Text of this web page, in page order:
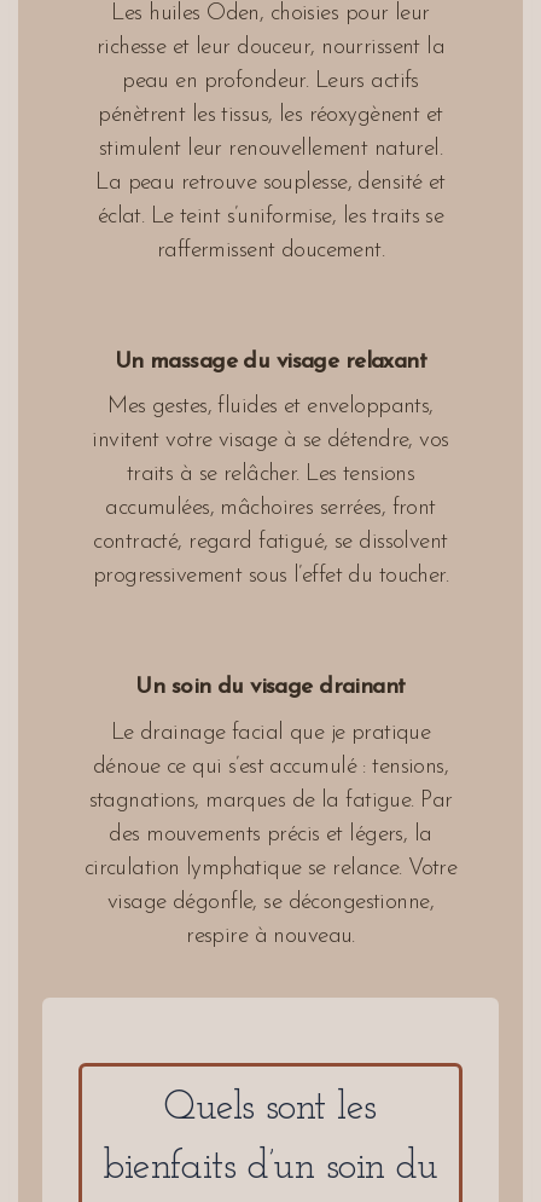
Les huiles Oden, choisies pour leur
richesse et leur douceur, nourrissent la
peau en profondeur. Leurs actifs
pénètrent les tissus, les réoxygènent et
stimulent leur renouvellement naturel.
La peau retrouve souplesse, densité et
éclat. Le teint s’uniformise, les traits se
raffermissent doucement.
Un massage du visage relaxant
Mes gestes, fluides et enveloppants,
invitent votre visage à se détendre, vos
traits à se relâcher. Les tensions
accumulées, mâchoires serrées, front
contracté, regard fatigué, se dissolvent
progressivement sous l’effet du toucher.
Un soin du visage drainant
Le drainage facial que je pratique
dénoue ce qui s’est accumulé : tensions,
stagnations, marques de la fatigue. Par
des mouvements précis et légers, la
circulation lymphatique se relance. Votre
visage dégonfle, se décongestionne,
respire à nouveau.
Quels sont les
bienfaits d’un soin du